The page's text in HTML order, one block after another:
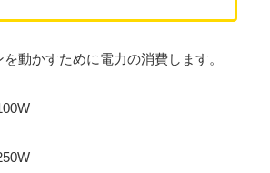
動かすために電力の消費します。